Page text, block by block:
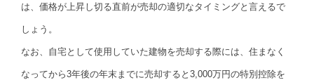
は、価格が上昇し切る直前が売却の適切なタイミングと言えるで
しょう。
なお、自宅として使用していた建物を売却する際には、住まなく
なってから3年後の年末までに売却すると3,000万円の特別控除を